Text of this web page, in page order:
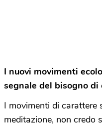
I nuovi movimenti
segnale del bisogno di
I movimenti di carattere
meditazione, non credo